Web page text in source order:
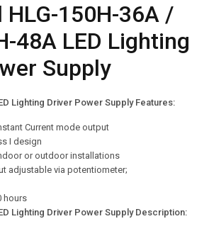
HLG-150H-36A /
48A LED Lighting
Supply
Lighting Driver Power Supply Features:
Current mode output
I design
or outdoor installations
adjustable via potentiometer;
hours
Lighting Driver Power Supply Description: